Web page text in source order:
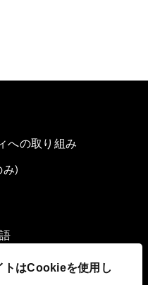
トはCookieを使用し
への取り組み
み)